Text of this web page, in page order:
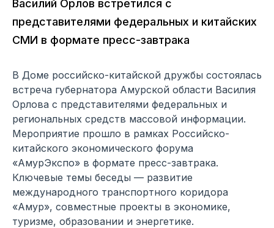
Василий Орлов встретился с
представителями федеральных и китайских
СМИ в формате пресс-завтрака
В Доме российско-китайской дружбы состоялась
встреча губернатора Амурской области Василия
Орлова с представителями федеральных и
региональных средств массовой информации.
Мероприятие прошло в рамках Российско-
китайского экономического форума
«АмурЭкспо» в формате пресс-завтрака.
Ключевые темы беседы — развитие
международного транспортного коридора
«Амур», совместные проекты в экономике,
туризме, образовании и энергетике.